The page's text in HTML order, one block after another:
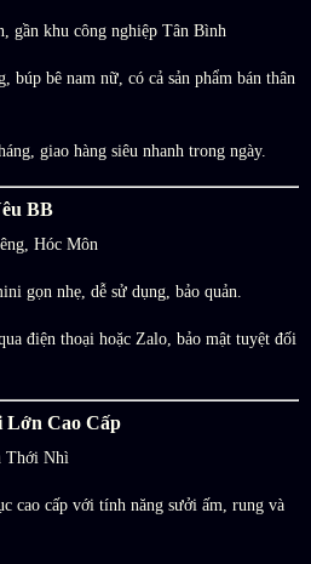
gần khu công nghiệp Tân Bình
búp bê nam nữ, có cả sản phẩm bán thân
giao hàng siêu nhanh trong ngày.
BB
Hóc Môn
gọn nhẹ, dễ sử dụng, bảo quản.
điện thoại hoặc Zalo, bảo mật tuyệt đối
Lớn Cao Cấp
Thới Nhì
cao cấp với tính năng sưởi ấm, rung và